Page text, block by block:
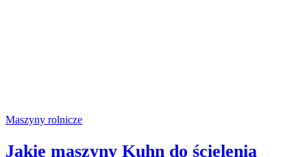
Maszyny rolnicze
Jakie maszyny Kuhn do ścielenia